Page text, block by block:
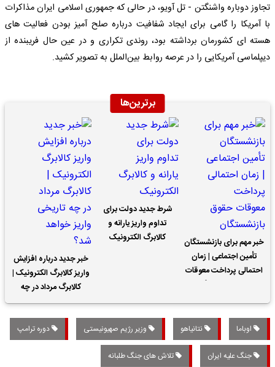
تجاوز دوباره واشنگتن - تل آویو، در حالی که جمهوری اسلامی ایران مذاکرات
با آمریکا را گامی برای ایجاد شفافیت درباره صلح آمیز بودن فعالیت های
هسته ای کشورمان برداشته بود، روندی تکراری و در عین حال فریبنده از
دیپلماسی آمریکایی را در عرصه روابط بین‌الملل به تصویر کشید.
برترین‌ها
خبر مهم برای بازنشستگان
تأمین اجتماعی | زمان
احتمالی پرداخت معوقات
شرط جدید دولت برای
تداوم واریز یارانه و
کالابرگ الکترونیک
خبر جدید درباره افزایش
واریز کالابرگ الکترونیک |
کالابرگ مرداد در چه
تاریخی واریز خواهد شد؟
اوباما نتانیاهو وزیر رژیم صهیونیستی دوره ترامپ
جنگ علیه ایران تلاش های جنگ طلبانه